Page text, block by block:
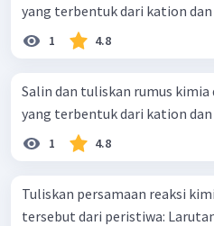
yang terbentuk dari kation
1 4.8
Salin dan tuliskan rumus kimia
yang terbentuk dari kation
1 4.8
Tuliskan persamaan reaksi
tersebut dari peristiwa: Larutan asam phosfat direaksikan